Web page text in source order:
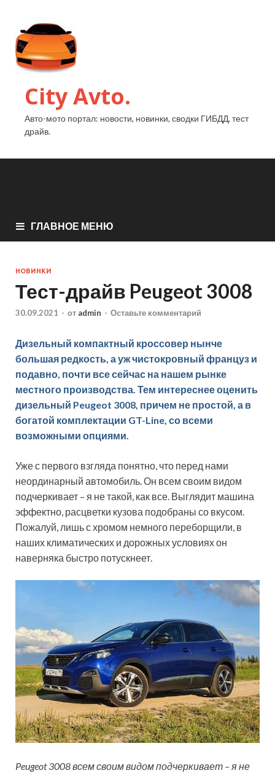
City Avto.
Авто-мото портал: новости, новинки, сводки ГИБДД, тест
драйв.
ГЛАВНОЕ МЕНЮ
НОВИНКИ
Тест-драйв Peugeot 3008
30.09.2021 - от admin - Оставьте комментарий
Дизельный компактный кроссовер нынче
большая редкость, а уж чистокровный француз и
подавно, почти все сейчас на нашем рынке
местного производства. Тем интереснее оценить
дизельный Peugeot 3008, причем не простой, а в
богатой комплектации GT-Line, со всеми
возможными опциями.
Уже с первого взгляда понятно, что перед нами
неординарный автомобиль. Он всем своим видом
подчеркивает – я не такой, как все. Выглядит машина
эффектно, расцветки кузова подобраны со вкусом.
Пожалуй, лишь с хромом немного переборщили, в
наших климатических и дорожных условиях он
наверняка быстро потускнеет.
Peugeot 3008 всем своим видом подчеркивает – я не